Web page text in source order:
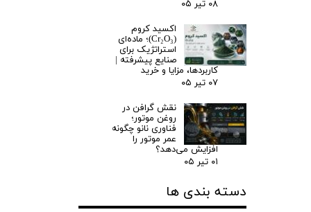
۰۸ تیر ۰۵
اکسید کروم
(Cr₂O₃)؛ ماده‌ای
استراتژیک برای
صنایع پیشرفته |
کاربردها، مزایا و خرید
۰۷ تیر ۰۵
نقش گرافن در
روغن موتور؛
فناوری نانو چگونه
عمر موتور را
افزایش می‌دهد؟
۰۱ تیر ۰۵
دسته بندی ها